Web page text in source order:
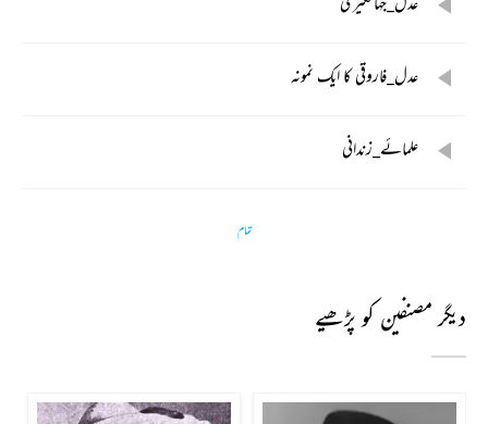
عدل_فاروقی کا ایک نمونہ
علمائے_زندانی
تمام
دیگر مصنفین کو پڑھیے